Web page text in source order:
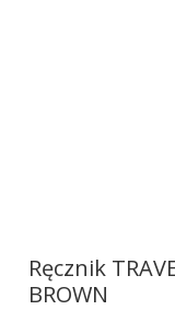
Ręcznik
BROWN